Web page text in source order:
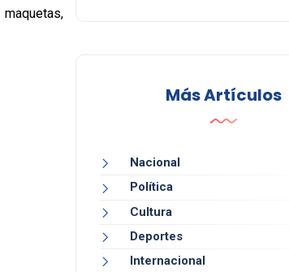
Más Artículos
Nacional
Política
Cultura
Deportes
Internacional